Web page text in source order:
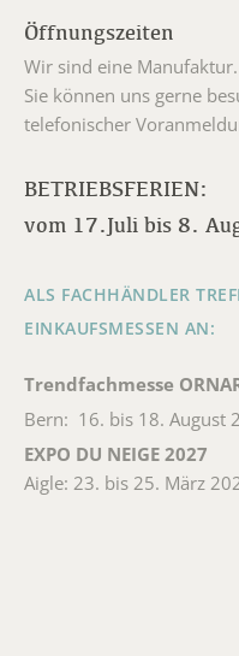
Öffnungszeiten
Wir sind eine Manufaktur.
Sie können uns gerne
telefonischer
BETRIEBSFERIEN:
vom 17.Juli bis 8.
ALS FACHHÄNDLER
EINKAUFSMESSEN AN:
Trendfachmesse
Bern: 16. bis 18. August
EXPO DU NEIGE 2027
Aigle: 23. bis 25. März